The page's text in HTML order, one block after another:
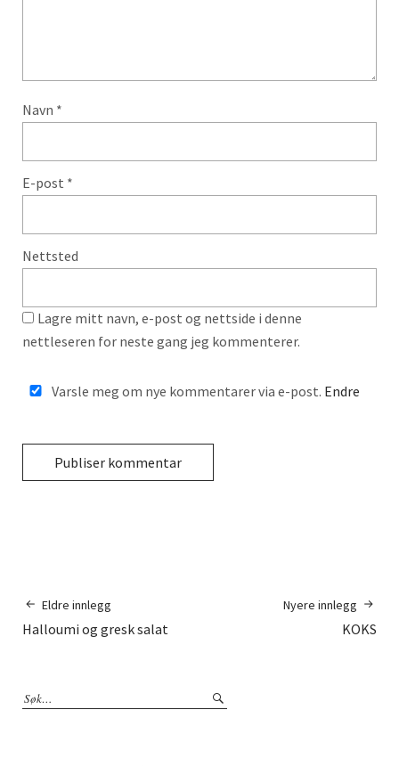
Navn *
E-post *
Nettsted
Lagre mitt navn, e-post og nettside i denne
nettleseren for neste gang jeg kommenterer.
Varsle meg om nye kommentarer via e-post. Endre
Eldre innlegg
Halloumi og gresk salat
Nyere innlegg
KOKS